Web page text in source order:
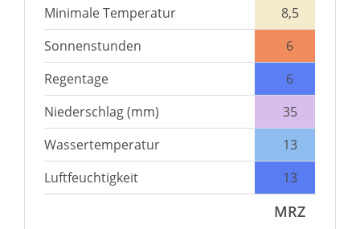
Minimale Temperatur
8,5
Sonnenstunden
6
Regentage
6
Niederschlag (mm)
35
Wassertemperatur
13
Luftfeuchtigkeit
13
MRZ